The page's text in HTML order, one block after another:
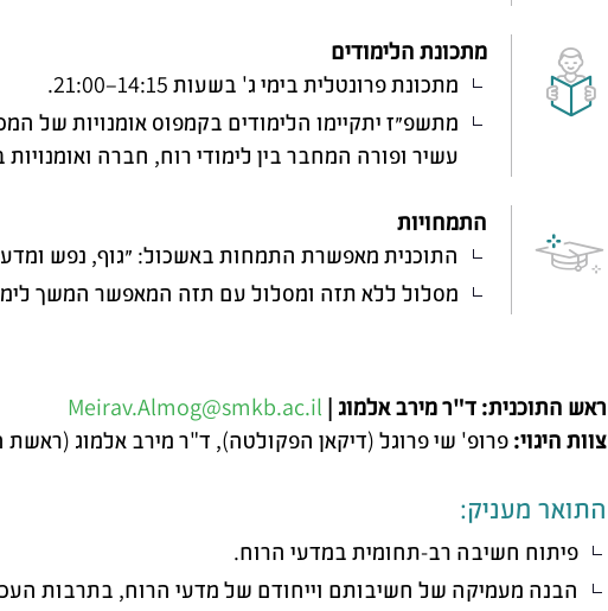
מתכונת הלימודים
מתכונת פרונטלית בימי ג' בשעות 14:15–21:00.
מתשפ״ז יתקיימו הלימודים בקמפוס אומנויות של
עשיר ופורה המחבר בין לימודי רוח, חברה
התמחויות
התוכנית מאפשרת התמחות באשכול: ״גוף, נפש
מסלול ללא תזה ומסלול עם תזה המאפשר המשך
ראש התוכנית: ד"ר מירב אלמוג | Meirav.Almog@smkb.ac.il
צוות היגוי:פרופ' שי פרוגל (דיקאן הפקולטה), ד"ר מירב אלמוג (ראשת
התואר מעניק:
פיתוח חשיבה רב-תחומית במדעי הרוח.
הבנה מעמיקה של חשיבותם וייחודם של מדעי הרוח, בתרבות